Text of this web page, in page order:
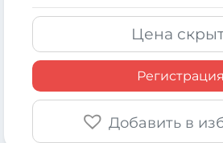
Цена
Регистрация
Добавить в